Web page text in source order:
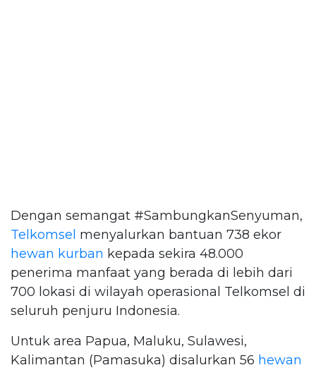
Dengan semangat #SambungkanSenyuman,
Telkomsel menyalurkan bantuan 738 ekor
hewan kurban kepada sekira 48.000
penerima manfaat yang berada di lebih dari
700 lokasi di wilayah operasional Telkomsel di
seluruh penjuru Indonesia.
Untuk area Papua, Maluku, Sulawesi,
Kalimantan (Pamasuka) disalurkan 56 hewan